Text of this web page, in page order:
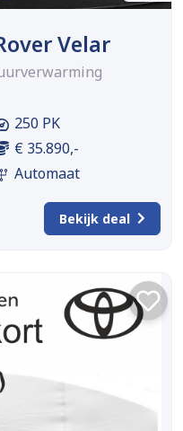
Velar
250 PK
€ 35.890,-
Automaat
Bekijk deal